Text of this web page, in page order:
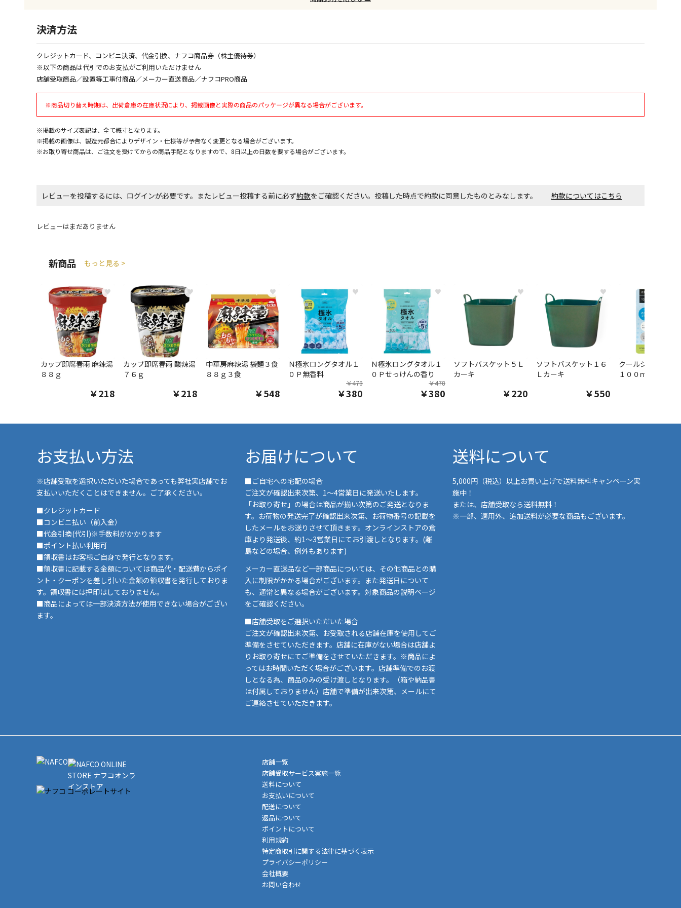
決済方法
クレジットカード、コンビニ決済、代金引換、ナフコ商品券（株主優待券）
※以下の商品は代引でのお支払がご利用いただけません
店舗受取商品／設置等工事付商品／メーカー直送商品／ナフコPRO商品
※商品切り替え時期は、出荷倉庫の在庫状況により、掲載画像と実際の商品のパッケージが異なる場合がございます。
※掲載のサイズ表記は、全て概寸となります。
※掲載の画像は、製造元都合によりデザイン・仕様等が予告なく変更となる場合がございます。
※お取り寄せ商品は、ご注文を受けてからの商品手配となりますので、8日以上の日数を要する場合がございます。
レビューを投稿するには、ログインが必要です。またレビュー投稿する前に必ず約款をご確認ください。投稿した時点で約款に同意したものとみなします。 約款についてはこちら
レビューはまだありません
新商品 もっと見る >
♥
カップ即席春雨 麻辣湯
８８ｇ
￥218
♥
カップ即席春雨 酸辣湯
７６ｇ
￥218
♥
中華房麻辣湯 袋麺３食
８８ｇ３食
￥548
♥
Ｎ極氷ロングタオル１
０Ｐ無香料
￥478
￥380
♥
Ｎ極氷ロングタオル１
０Ｐせっけんの香り
￥478
￥380
♥
ソフトバスケット５Ｌ
カーキ
￥220
♥
ソフトバスケット１６
Ｌカーキ
￥550
クールシャツスプ
１００ｍｌ
お支払い方法
※店舗受取を選択いただいた場合であっても弊社実店舗でお
支払いいただくことはできません。ご了承ください。
■クレジットカード
■コンビニ払い（前入金）
■代金引換(代引)※手数料がかかります
■ポイント払い利用可
■領収書はお客様ご自身で発行となります。
■領収書に記載する金額については商品代・配送費からポイ
ント・クーポンを差し引いた金額の領収書を発行しておりま
す。領収書には押印はしておりません。
■商品によっては一部決済方法が使用できない場合がござい
ます。
お届けについて
■ご自宅への宅配の場合
ご注文が確認出来次第、1～4営業日に発送いたします。
「お取り寄せ」の場合は商品が揃い次第のご発送となりま
す。お荷物の発送完了が確認出来次第、お荷物番号の記載を
したメールをお送りさせて頂きます。オンラインストアの倉
庫より発送後、約1～3営業日にてお引渡しとなります。(離
島などの場合、例外もあります)
メーカー直送品など一部商品については、その他商品との購
入に制限がかかる場合がございます。また発送日について
も、通常と異なる場合がございます。対象商品の説明ページ
をご確認ください。
■店舗受取をご選択いただいた場合
ご注文が確認出来次第、お受取される店舗在庫を使用してご
準備をさせていただきます。店舗に在庫がない場合は店舗よ
りお取り寄せにてご準備をさせていただきます。※商品によ
ってはお時間いただく場合がございます。店舗準備でのお渡
しとなる為、商品のみの受け渡しとなります。（箱や納品書
は付属しておりません）店舗で準備が出来次第、メールにて
ご連絡させていただきます。
送料について
5,000円（税込）以上お買い上げで送料無料キャンペーン実
施中！
または、店舗受取なら送料無料！
※一部、適用外、追加送料が必要な商品もございます。
店舗一覧
店舗受取サービス実施一覧
送料について
お支払いについて
配送について
返品について
ポイントについて
利用規約
特定商取引に関する法律に基づく表示
プライバシーポリシー
会社概要
お問い合わせ